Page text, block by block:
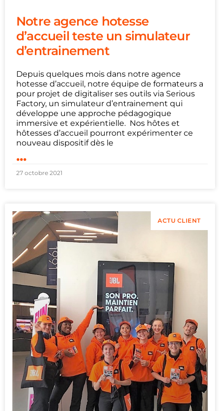
Notre agence hotesse
d’accueil teste un simulateur
d’entrainement
Depuis quelques mois dans notre agence
hotesse d’accueil, notre équipe de formateurs a
pour projet de digitaliser ses outils via Serious
Factory, un simulateur d’entrainement qui
développe une approche pédagogique
immersive et expérientielle. Nos hôtes et
hôtesses d’accueil pourront expérimenter ce
nouveau dispositif dès le
...
27 octobre 2021
ACTU CLIENT